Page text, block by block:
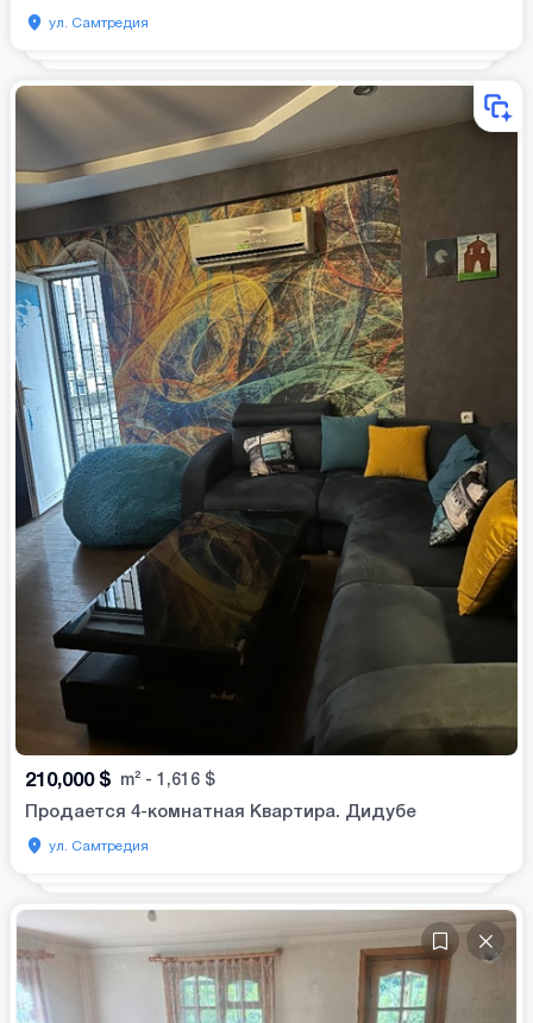
ул. Самтредия
210,000 $ m² - 1,616 $
Продается 4-комнатная Квартира. Дидубе
ул. Самтредия